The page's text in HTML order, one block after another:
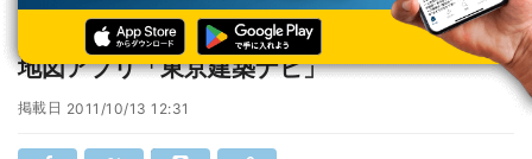
iPhoneを持って建物めぐりに出掛けよう! 建築
地図アプリ「東京建築ナビ」
掲載日 2011/10/13 12:31